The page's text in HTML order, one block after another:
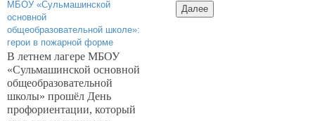
В летнем лагере МБОУ
«Сульмашинской основной
общеобразовательной
школы» прошёл День
профориентации, который